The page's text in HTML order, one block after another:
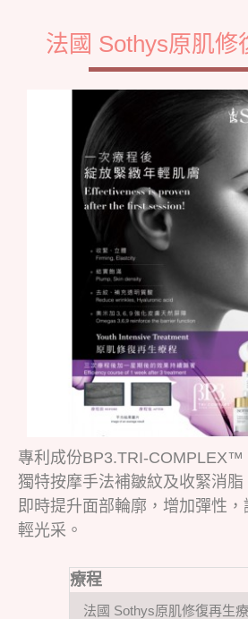
法國 Sothys原肌修
專利成份BP3.TRI-COMPLEX™
獨特按摩手法補皺紋及收緊消
即時提升面部輪廓，增加彈性
輕光采。
療程
法國 Sothys原肌修復再生